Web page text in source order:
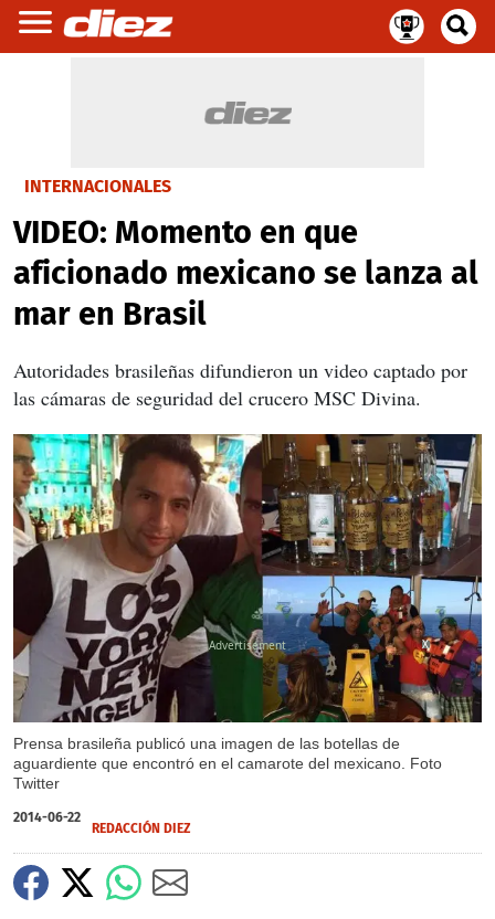
INTERNACIONALES
VIDEO: Momento en que
aficionado mexicano se lanza al
mar en Brasil
Autoridades brasileñas difundieron un video captado por
las cámaras de seguridad del crucero MSC Divina.
Prensa brasileña publicó una imagen de las botellas de
aguardiente que encontró en el camarote del mexicano. Foto
Twitter
X
2014-06-22
REDACCIÓN DIEZ